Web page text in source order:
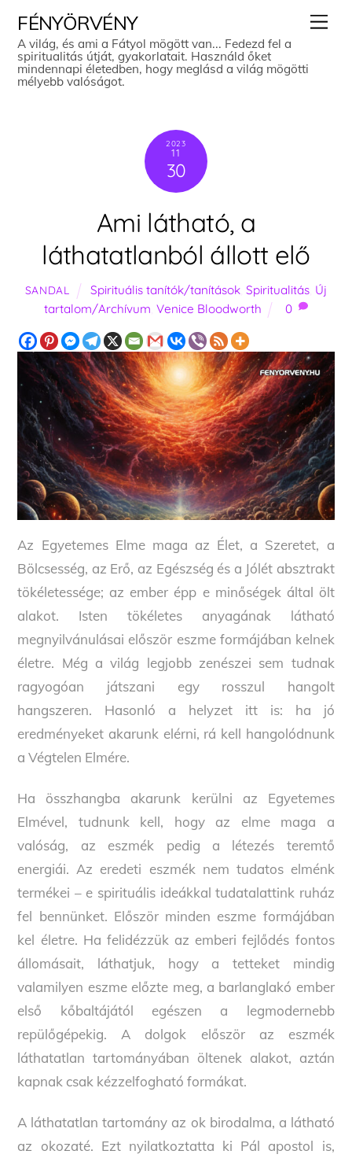
content
FÉNYÖRVÉNY
A világ, és ami a Fátyol mögött van... Fedezd fel a
spiritualitás útját, gyakorlatait. Használd őket
mindennapi életedben, hogy meglásd a világ mögötti
mélyebb valóságot.
2023
11
30
Ami látható, a
láthatatlanból állott elő
SANDAL Spirituális tanítók/tanítások ,Spiritualitás Új
tartalom/Archívum Venice Bloodworth 0
Az Egyetemes Elme maga az Élet, a Szeretet, a
Bölcsesség, az Erő, az Egészség és a Jólét absztrakt
tökéletessége; az ember épp e minőségek által ölt
alakot. Isten tökéletes anyagának látható
megnyilvánulásai először eszme formájában kelnek
életre. Még a világ legjobb zenészei sem tudnak
ragyogóan játszani egy rosszul hangolt
hangszeren. Hasonló a helyzet itt is: ha jó
eredményeket akarunk elérni, rá kell hangolódnunk
a Végtelen Elmére.
Ha összhangba akarunk kerülni az Egyetemes
Elmével, tudnunk kell, hogy az elme maga a
valóság, az eszmék pedig a létezés teremtő
energiái. Az eredeti eszmék nem tudatos elménk
termékei – e spirituális ideákkal tudatalattink ruház
fel bennünket. Először minden eszme formájában
kel életre. Ha felidézzük az emberi fejlődés fontos
állomásait, láthatjuk, hogy a tetteket mindig
valamilyen eszme előzte meg, a barlanglakó ember
első kőbaltájától egészen a legmodernebb
repülőgépekig. A dolgok először az eszmék
láthatatlan tartományában öltenek alakot, aztán
kapnak csak kézzelfogható formákat.
A láthatatlan tartomány az ok birodalma, a látható
az okozaté. Ezt nyilatkoztatta ki Pál apostol is,